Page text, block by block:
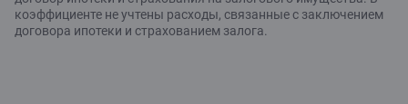
коэффициенте не учтены расходы, связанные с заключением
договора ипотеки и страхованием залога.